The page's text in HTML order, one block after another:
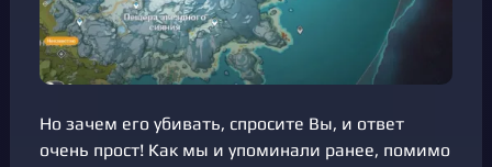
Но зачем его убивать, спросите Вы, и ответ
очень прост! Как мы и упоминали ранее, помимо